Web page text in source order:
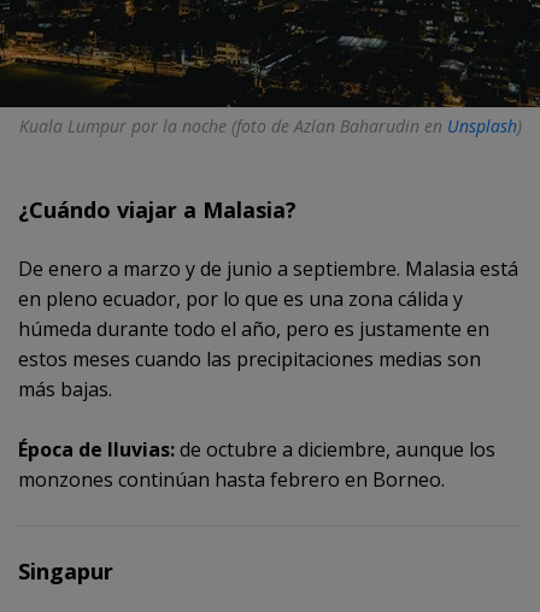
Kuala Lumpur por la noche (foto de Azlan Baharudin en Unsplash)
¿Cuándo viajar a Malasia?
De enero a marzo y de junio a septiembre. Malasia está
en pleno ecuador, por lo que es una zona cálida y
húmeda durante todo el año, pero es justamente en
estos meses cuando las precipitaciones medias son
más bajas.
Época de lluvias:de octubre a diciembre, aunque los
monzones continúan hasta febrero en Borneo.
Singapur